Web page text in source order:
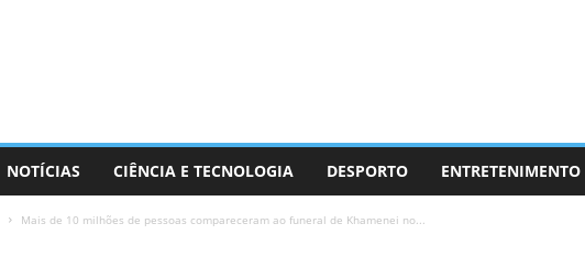
NOTÍCIAS CIÊNCIA E TECNOLOGIA DESPORTO ENTRETENIMENTO
Mais de 10 milhões de pessoas compareceram ao funeral de Khamenei no...